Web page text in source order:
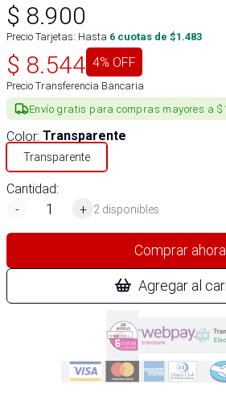
$ 8.900
Precio Tarjetas: Hasta 6 cuotas de $1.483
$ 8.544 4% OFF
Precio Transferencia Bancaria
Envío gratis para compras mayores a
Color: Transparente
Transparente
Cantidad:
-
+ 2 disponibles
Comprar ahora
Agregar al